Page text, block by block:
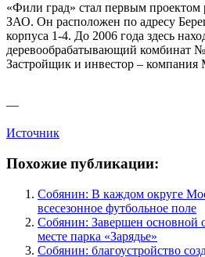
«Фили град» стал первым
ЗАО. Он расположен по адресу
корпуса 1-4. До 2006 года здесь
деревообрабатывающий комбинат
Застройщик и инвестор – компания
—
Источник
Похожие публикации:
Собянин: В каждом округе
всесезонное футбольное поле
Собянин: Завершен основной
месте парка «Зарядье»
Собянин: благоустройство